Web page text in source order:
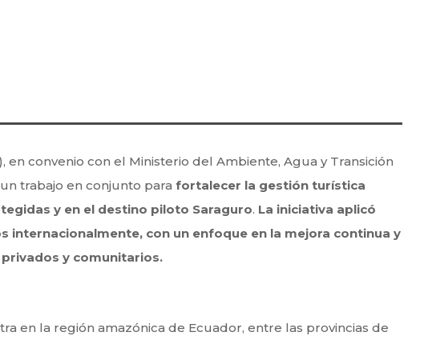
en convenio con el Ministerio del Ambiente, Agua y Transición
trabajo en conjunto para fortalecer la gestión turística
y en el destino piloto Saraguro. La iniciativa aplicó
internacionalmente, con un enfoque en la mejora continua y
y comunitarios.
en la región amazónica de Ecuador, entre las provincias de